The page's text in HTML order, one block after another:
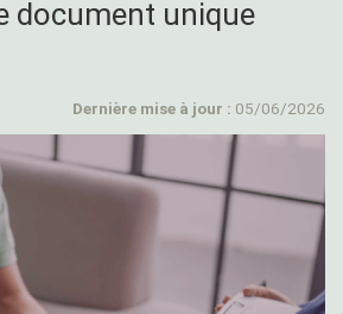
document unique
Dernière mise à jour : 05/06/2026